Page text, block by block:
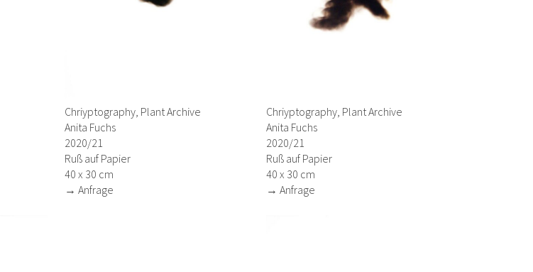
Chriyptography, Plant Archive
Anita Fuchs
2020/21
Ruß auf Papier
40 x 30 cm
→ Anfrage
Chriyptography, Plant Archive
Anita Fuchs
2020/21
Ruß auf Papier
40 x 30 cm
→ Anfrage